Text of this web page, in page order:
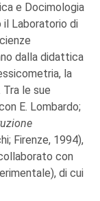
e Docimologia
il Laboratorio di
dalla didattica
la
le sue
E. Lombardo;
Firenze, 1994),
con
di cui